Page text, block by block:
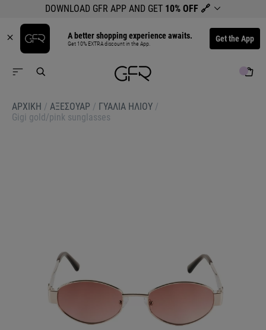
DOWNLOAD GFR APP AND GET 10% OFF 🔗
A better shopping experience awaits.
Get 10% EXTRA discount in the App. Get the App
ΑΡΧΙΚΉ / ΑΞΕΣΟΥΑΡ / ΓΥΑΛΙΑ ΗΛΙΟΥ /
Gigi gold/pink sunglasses